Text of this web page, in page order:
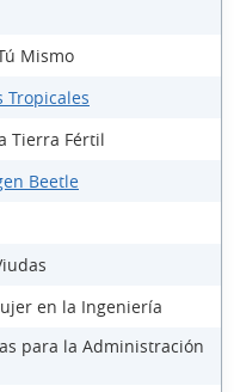
Mismo
Tropicales
Tierra Fértil
Beetle
en la Ingeniería
para la Administración